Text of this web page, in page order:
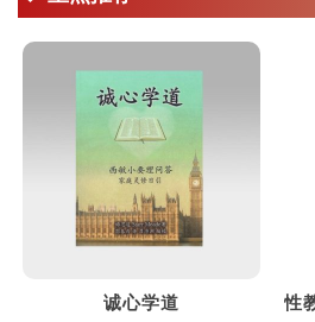
诚心学道